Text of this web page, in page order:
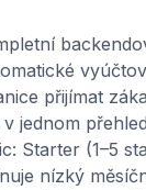
přijímat
jednom
Starter (1–5
nízký